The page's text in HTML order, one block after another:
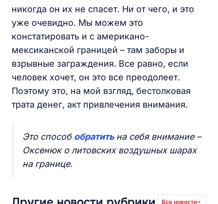
никогда он их не спасет. Ни от чего, и это
уже очевидно. Мы можем это
констатировать и с американо-
мексиканской границей – там заборы и
взрывные заграждения. Все равно, если
человек хочет, он это все преодолеет.
Поэтому это, на мой взгляд, бестолковая
трата денег, акт привлечения внимания.
Это способ обратить на себя внимание –
Оксенюк о литовских воздушных шарах
на границе.
Все новости